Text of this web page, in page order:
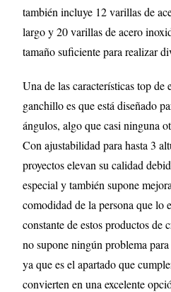
también incluye 12 varillas de
largo y 20 varillas de acero
tamaño suficiente para realizar
Una de las características top de
ganchillo es que está diseñado
ángulos, algo que casi ninguna
Con ajustabilidad para hasta 3
proyectos elevan su calidad
especial y también supone
comodidad de la persona que lo
constante de estos productos de
no supone ningún problema
ya que es el apartado que
convierten en una excelente